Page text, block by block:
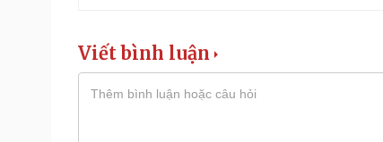
Viết bình luận